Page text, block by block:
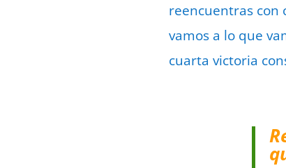
reencuentras con
vamos a lo que
cuarta victoria